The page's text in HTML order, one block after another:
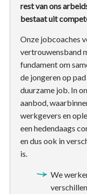
rest van ons
bestaat uit
Onze jobcoaches
vertrouwensband
fundament om
de jongeren op
duurzame job. In
aanbod,
werkgevers en
een hedendaags
en dus ook in
is.
We